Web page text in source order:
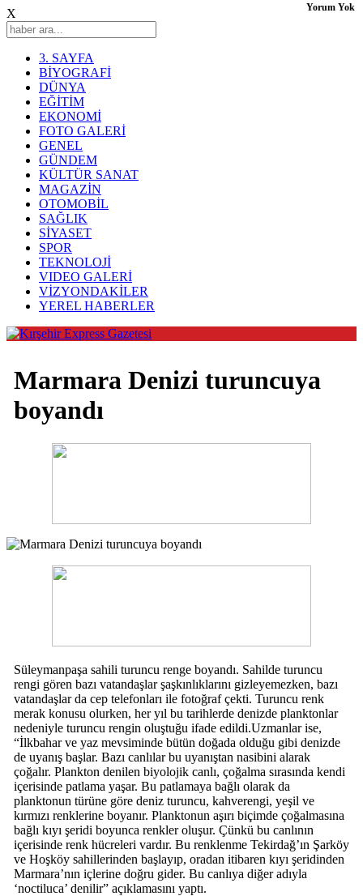
X
3. SAYFA
BİYOGRAFİ
DÜNYA
EĞİTİM
EKONOMİ
FOTO GALERİ
GENEL
GÜNDEM
KÜLTÜR SANAT
MAGAZİN
OTOMOBİL
SAĞLIK
SİYASET
SPOR
TEKNOLOJİ
VIDEO GALERİ
VİZYONDAKİLER
YEREL HABERLER
Marmara Denizi turuncuya
boyandı
Süleymanpaşa sahili turuncu renge boyandı. Sahilde turuncu
rengi gören bazı vatandaşlar şaşkınlıklarını gizleyemezken, bazı
vatandaşlar da cep telefonları ile fotoğraf çekti. Turuncu renk
merak konusu olurken, her yıl bu tarihlerde denizde planktonlar
nedeniyle turuncu rengin oluştuğu ifade edildi.Uzmanlar ise,
“İlkbahar ve yaz mevsiminde bütün doğada olduğu gibi denizde
de uyanış başlar. Bazı canlılar bu uyanıştan nasibini alarak
çoğalır. Plankton denilen biyolojik canlı, çoğalma sırasında kendi
içerisinde patlama yaşar. Bu patlamaya bağlı olarak da
planktonun türüne göre deniz turuncu, kahverengi, yeşil ve
kırmızı renklerine boyanır. Planktonun aşırı biçimde çoğalmasına
bağlı kıyı şeridi boyunca renkler oluşur. Çünkü bu canlının
içerisinde renk hücreleri vardır. Bu renklenme Tekirdağ’ın Şarköy
ve Hoşköy sahillerinden başlayıp, oradan itibaren kıyı şeridinden
Marmara’nın içlerine doğru gider. Bu canlıya diğer adıyla
‘noctiluca’ denilir” açıklamasını yaptı.
Yorum Yok